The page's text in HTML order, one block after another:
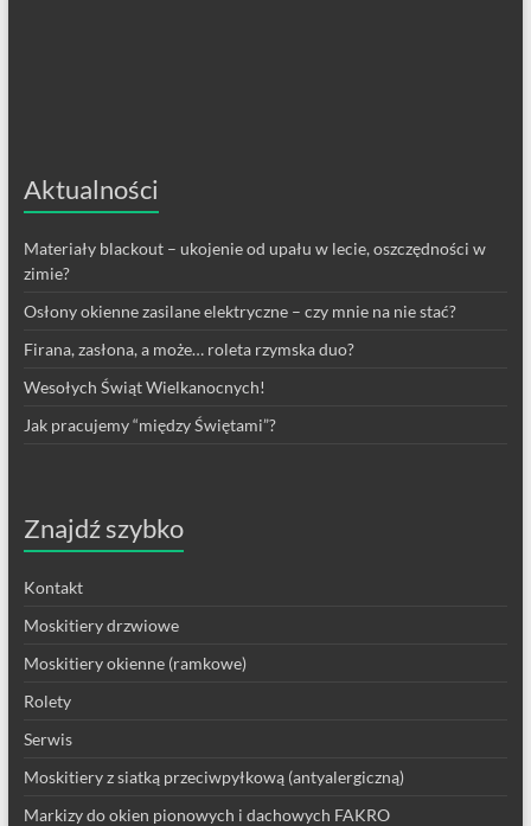
Aktualności
Materiały blackout – ukojenie od upału w lecie, oszczędności w
zimie?
Osłony okienne zasilane elektryczne – czy mnie na nie stać?
Firana, zasłona, a może… roleta rzymska duo?
Wesołych Świąt Wielkanocnych!
Jak pracujemy “między Świętami”?
Znajdź szybko
Kontakt
Moskitiery drzwiowe
Moskitiery okienne (ramkowe)
Rolety
Serwis
Moskitiery z siatką przeciwpyłkową (antyalergiczną)
Markizy do okien pionowych i dachowych FAKRO